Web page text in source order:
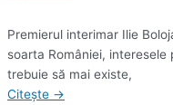
Premierul interimar Ilie
soarta României,
trebuie să mai existe,
Citește →